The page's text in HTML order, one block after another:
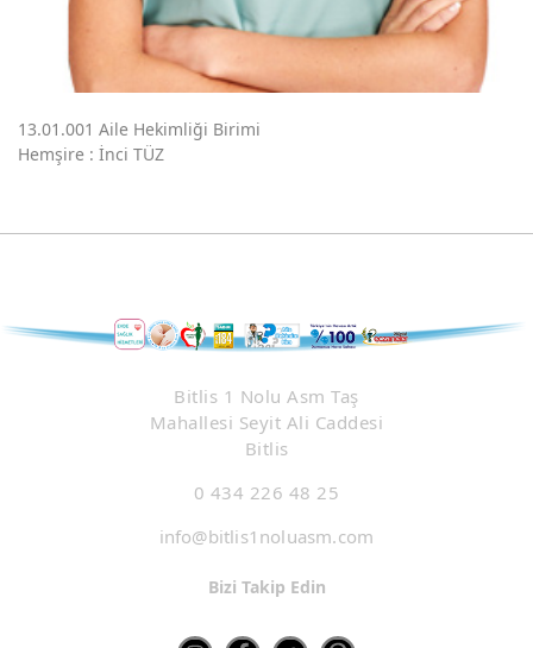
13.01.001 Aile Hekimliği Birimi
Hemşire : İnci TÜZ
Bitlis 1 Nolu Asm Taş
Mahallesi Seyit Ali Caddesi
Bitlis
0 434 226 48 25
info@bitlis1noluasm.com
Bizi Takip Edin